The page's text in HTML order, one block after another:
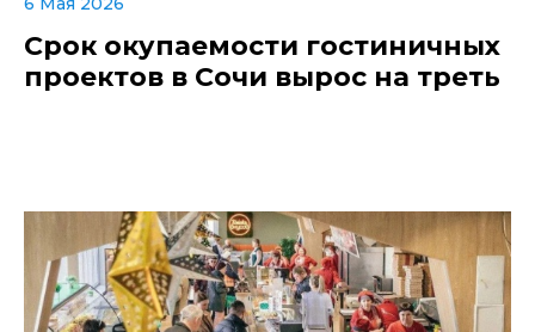
Срок окупаемости гостиничных
проектов в Сочи вырос на треть